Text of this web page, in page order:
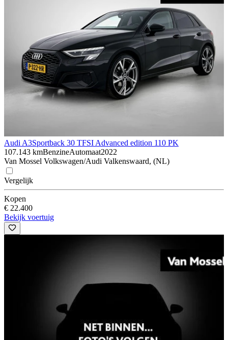
Audi A3Sportback 30 TFSI Advanced edition 110 PK
107.143 kmBenzineAutomaat2022
Van Mossel Volkswagen/Audi Valkenswaard, (NL)
Vergelijk
Kopen
€ 22.400
Bekijk voertuig